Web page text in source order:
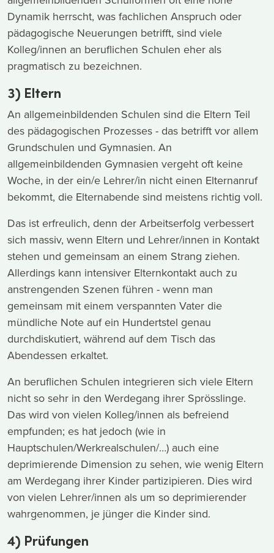
Dynamik herrscht, was fachlichen Anspruch oder
pädagogische Neuerungen betrifft, sind viele
Kolleg/innen an beruflichen Schulen eher als
pragmatisch zu bezeichnen.
3) Eltern
An allgemeinbildenden Schulen sind die Eltern Teil
des pädagogischen Prozesses - das betrifft vor allem
Grundschulen und Gymnasien. An
allgemeinbildenden Gymnasien vergeht oft keine
Woche, in der ein/e Lehrer/in nicht einen Elternanruf
bekommt, die Elternabende sind meistens richtig voll.
Das ist erfreulich, denn der Arbeitserfolg verbessert
sich massiv, wenn Eltern und Lehrer/innen in Kontakt
stehen und gemeinsam an einem Strang ziehen.
Allerdings kann intensiver Elternkontakt auch zu
anstrengenden Szenen führen - wenn man
gemeinsam mit einem verspannten Vater die
mündliche Note auf ein Hundertstel genau
durchdiskutiert, während auf dem Tisch das
Abendessen erkaltet.
An beruflichen Schulen integrieren sich viele Eltern
nicht so sehr in den Werdegang ihrer Sprösslinge.
Das wird von vielen Kolleg/innen als befreiend
empfunden; es hat jedoch (wie in
Hauptschulen/Werkrealschulen/…) auch eine
deprimierende Dimension zu sehen, wie wenig Eltern
am Werdegang ihrer Kinder partizipieren. Dies wird
von vielen Lehrer/innen als um so deprimierender
wahrgenommen, je jünger die Kinder sind.
4) Prüfungen